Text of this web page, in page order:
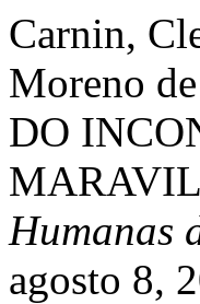
Carnin,
Moreno
DO
Humanas
agosto 8,